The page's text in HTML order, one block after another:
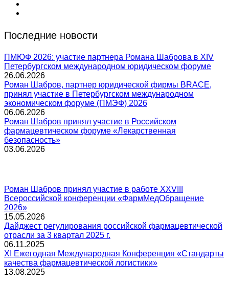
Последние новости
ПМЮФ 2026: участие партнера Романа Шаброва в XIV
Петербургском международном юридическом форуме
26.06.2026
Роман Шабров, партнер юридической фирмы BRACE,
принял участие в Петербургском международном
экономическом форуме (ПМЭФ) 2026
06.06.2026
Роман Шабров принял участие в Российском
фармацевтическом форуме «Лекарственная
безопасность»
03.06.2026
Роман Шабров принял участие в работе XXVIII
Всероссийской конференции «ФармМедОбращение
2026»
15.05.2026
Дайджест регулирования российской фармацевтической
отрасли за 3 квартал 2025 г.
06.11.2025
XI Ежегодная Международная Конференция «Стандарты
качества фармацевтической логистики»
13.08.2025